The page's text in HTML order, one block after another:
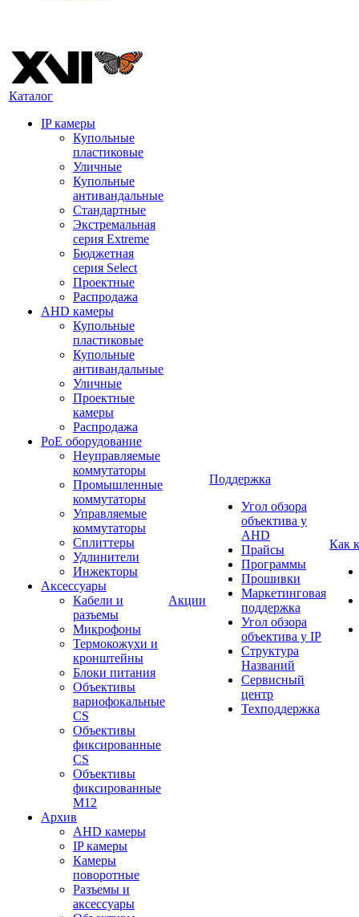
Каталог
IP камеры
Купольные
пластиковые
Уличные
Купольные
антивандальные
Стандартные
Экстремальная
серия Extreme
Бюджетная
серия Select
Проектные
Распродажа
AHD камеры
Купольные
пластиковые
Купольные
антивандальные
Уличные
Проектные
камеры
Распродажа
PoE оборудование
Неуправляемые
коммутаторы
Промышленные
коммутаторы
Управляемые
коммутаторы
Сплиттеры
Удлинители
Инжекторы
Аксессуары
Кабели и
разъемы
Микрофоны
Термокожухи и
кронштейны
Блоки питания
Объективы
вариофокальные
CS
Объективы
фиксированные
CS
Объективы
фиксированные
М12
Архив
AHD камеры
IP камеры
Камеры
поворотные
Разъемы и
аксессуары
Акции
Поддержка
Угол обзора
объектива у
AHD
Прайсы
Программы
Прошивки
Маркетинговая
поддержка
Угол обзора
объектива у IP
Структура
Названий
Сервисный
центр
Техподдержка
Как